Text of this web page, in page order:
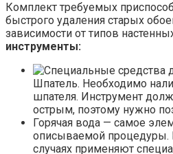
Комплект требуемых
быстрого удаления старых
зависимости от типов
инструменты:
Шпатель. Необходимо
шпателя. Инструмент
острым, поэтому нужно
Горячая вода — самое
описываемой процедуры.
случаях применяют